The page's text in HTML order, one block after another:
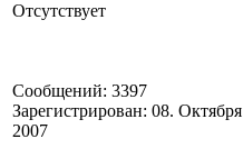
Отсутствует
Сообщений: 3397
Зарегистрирован: 08. Октября
2007